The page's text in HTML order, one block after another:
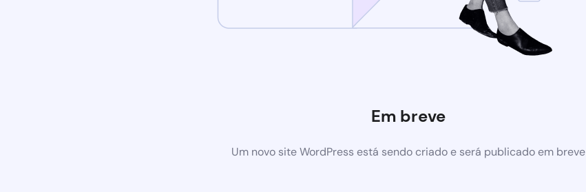
Em breve
Um novo site WordPress está sendo criado e será publicado em breve